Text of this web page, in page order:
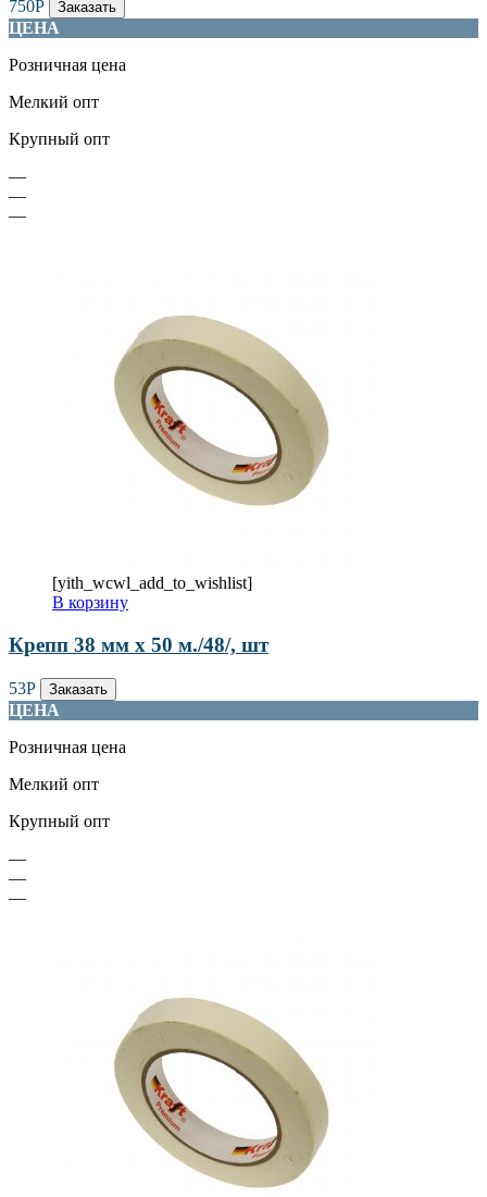
750Р Заказать
ЦЕНА
Розничная цена
Мелкий опт
Крупный опт
—
—
—
[yith_wcwl_add_to_wishlist]
В корзину
Крепп 38 мм х 50 м./48/, шт
53Р Заказать
ЦЕНА
Розничная цена
Мелкий опт
Крупный опт
—
—
—